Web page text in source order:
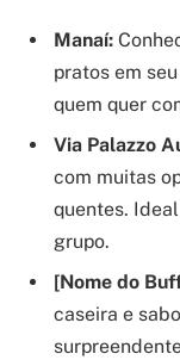
Manaí:
pratos em
quem quer
Via Palazzo
com muitas
quentes.
grupo.
[Nome do
caseira e